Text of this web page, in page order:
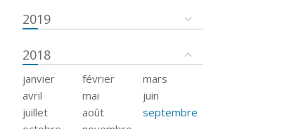
2019
2018
janvier février
mars
avril
mai
juin
juillet
août
septembre